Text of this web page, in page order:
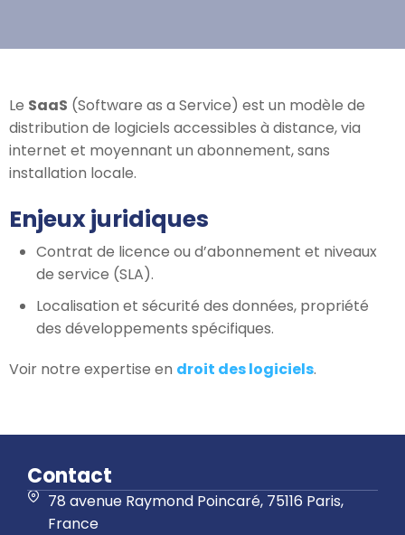
Le SaaS (Software as a Service) est un modèle de
distribution de logiciels accessibles à distance, via
internet et moyennant un abonnement, sans
installation locale.
Enjeux juridiques
Contrat de licence ou d’abonnement et niveaux
de service (SLA).
Localisation et sécurité des données, propriété
des développements spécifiques.
Voir notre expertise en droit des logiciels.
Contact
78 avenue Raymond Poincaré, 75116 Paris,
France